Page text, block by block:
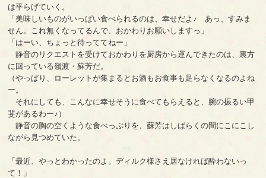
は平らげていく。
「美味しいものがいっぱい食べられるのは、幸せだよ♪ あっ、すみま
せん。これ無くなってるんで、おかわりお願いしますっ」
「はーい、ちょっと待っててねー」
静音のリクエストを受けておかわりを厨房から運んできたのは、裏方
に回っている嶺渡・蘇芳だ。
（やっぱり、ローレットが集まるとお酒もお食事も足らなくなるのよね
ー。
それにしても、こんなに幸せそうに食べてもらえると、腕の振るい甲
斐があるわー♪）
静音の胸の空くような食べっぷりを、蘇芳はしばらくの間にこにこし
ながら見つめていた。
「最近、やっとわかったのよ。ディルク様さえ居なければ酔わないっ
て！」